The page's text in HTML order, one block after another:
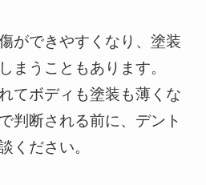
ができやすくなり、塗装
まうこともあります。
てボディも塗装も薄くな
判断される前に、デント
ください。